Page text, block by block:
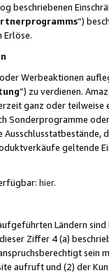
beschriebenen
“)
Erlöse.
Werbeaktionen
”) zu verdienen.
ganz oder
Sonderprogramme
geltende
hier.
Ländern
Ziffer 4 (a)
sein
aufruft und (2) der